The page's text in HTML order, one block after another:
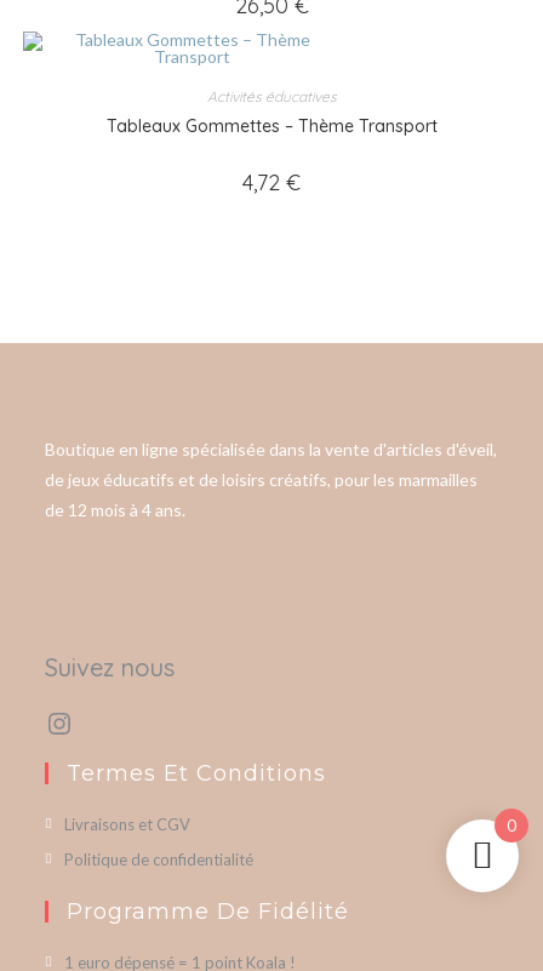
Activités éducatives
Tableaux Gommettes – Thème Transport
4,72 €
Boutique en ligne spécialisée dans la vente d'articles d'éveil,
de jeux éducatifs et de loisirs créatifs, pour les marmailles
de 12 mois à 4 ans.
Suivez nous
Termes Et Conditions
Livraisons et CGV
Politique de confidentialité
Programme De Fidélité
1 euro dépensé = 1 point Koala !
0